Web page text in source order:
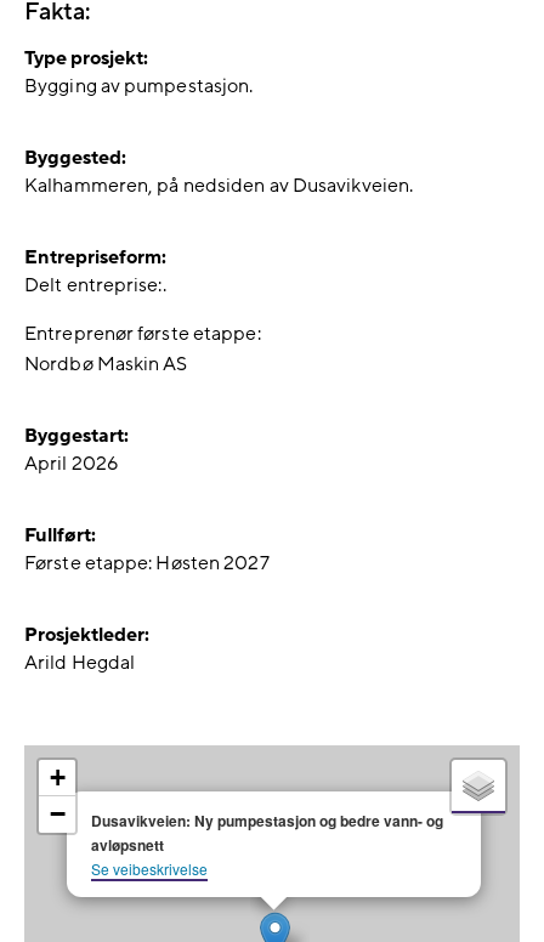
Fakta:
Type prosjekt:
Bygging av pumpestasjon.
Byggested:
Kalhammeren, på nedsiden av Dusavikveien.
Entrepriseform:
Delt entreprise:.
Entreprenør første etappe:
Nordbø Maskin AS
Byggestart:
April 2026
Fullført:
Første etappe: Høsten 2027
Prosjektleder:
Arild Hegdal
Dusavikveien: Ny pumpestasjon og bedre vann- og
avløpsnett
Se veibeskrivelse
×
+
−